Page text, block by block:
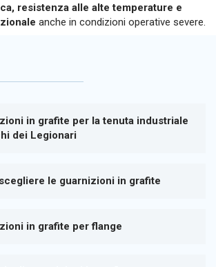
resistenza alle alte temperature e
anche in condizioni operative severe.
in grafite per la tenuta industriale
dei Legionari
le guarnizioni in grafite
in grafite per flange